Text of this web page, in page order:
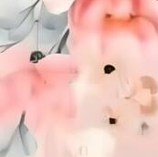
क्या है खबर?
अमेरिकामें राष्ट्रपति
टेक्सास में रहने